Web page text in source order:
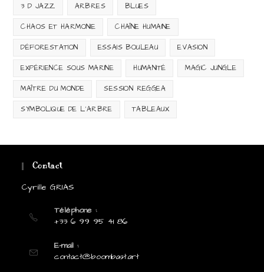
3 D JAZZ ARBRES BLUES
CHAOS ET HARMONIE CHAÎNE HUMAINE
DÉFORESTATION ESSAIS BOULEAU EVASION
EXPÉRIENCE SOUS MARINE HUMANITÉ MAGIC JUNGLE
MAÎTRE DU MONDE SESSION REGGEA
SYMBOLIQUE DE L'ARBRE TABLEAUX
Contact
Cyrille GRIAS
Téléphone :
+33 6 99 95 41 86
E-mail :
contact@boombast.artS’ouvre